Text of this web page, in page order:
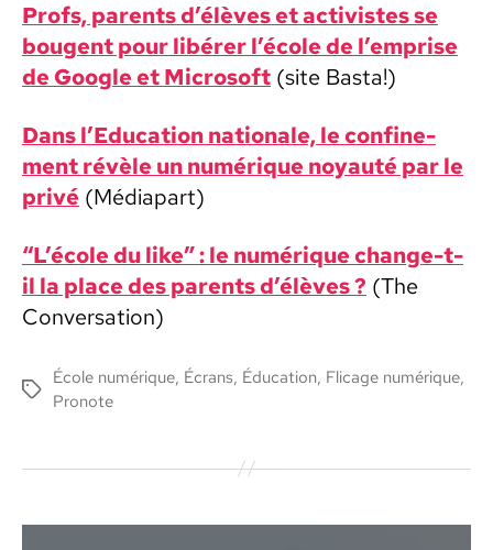
Profs, par­ents d’élèves et activistes se
bougent pour libér­er l’école de l’emprise
de Google et Microsoft (site Bas­ta!)
Dans l’Education nationale, le con­fine­
ment révèle un numérique noy­auté par le
privé (Médi­a­part)
“L’école du like” : le numérique change-t-
il la place des par­ents d’élèves ? (The
Con­ver­sa­tion)
Étiquettes
École numérique, Écrans, Éducation, Flicage numérique,
Pronote